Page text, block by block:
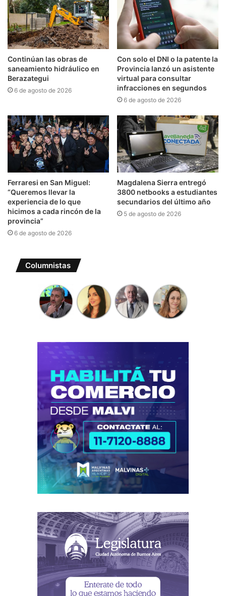
Continúan las obras de
saneamiento hidráulico en
Berazategui
6 de agosto de 2026
Con solo el DNI o la patente la
Provincia lanzó un asistente
virtual para consultar
infracciones en segundos
6 de agosto de 2026
Ferraresi en San Miguel:
“Queremos llevar la
experiencia de lo que
hicimos a cada rincón de la
provincia”
6 de agosto de 2026
Magdalena Sierra entregó
3800 netbooks a estudiantes
secundarios del último año
5 de agosto de 2026
Columnistas